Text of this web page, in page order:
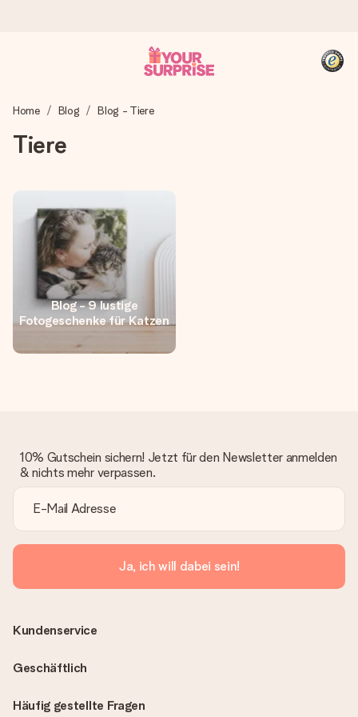
Wir bereiten dein Geschenk sorgfältig vor und schicken es
überreichen kannst, wenn es am meisten zählt.
4,8 (basierend auf +15.000 Bewertungen)
Unsere Geschenke begeistern. Kunden bewerten uns mit
4,8 bei Google Reviews (Gesamtergebnis aller Länder, in
die wir versenden).
+49 39292 929695
Home Blog Blog - Tiere
Tiere
Blog - 9 lustige
Fotogeschenke für Katzen
10% Gutschein sichern! Jetzt für den Newsletter anmelden
& nichts mehr verpassen.
Ja, ich will dabei sein!
Häufig gestellte Fragen
Kundenservice
Geschäftlich